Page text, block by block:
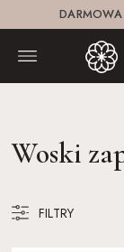
Woski
FILTRY